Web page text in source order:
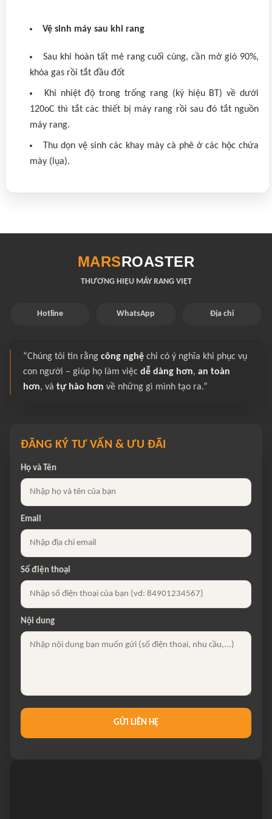
Vệ sinh máy sau khi rang
Sau khi hoàn tất mẻ rang cuối cùng, cần mở gió 90%,
khóa gas rồi tắt đầu đốt
Khi nhiệt độ trong trống rang (ký hiệu BT) về dưới
120oC thì tắt các thiết bị máy rang rồi sau đó tắt nguồn
máy rang.
Thu dọn vệ sinh các khay mày cà phê ở các hộc chứa
mày (lụa).
MARSROASTER
THƯƠNG HIỆU MÁY RANG VIỆT
Hotline WhatsApp Địa chỉ
“Chúng tôi tin rằng công nghệ chỉ có ý nghĩa khi phục vụ
con người – giúp họ làm việc dễ dàng hơn, an toàn
hơn, và tự hào hơn về những gì mình tạo ra.”
ĐĂNG KÝ TƯ VẤN & ƯU ĐÃI
Họ và Tên
Email
Số điện thoại
Nội dung
GỬI LIÊN HỆ